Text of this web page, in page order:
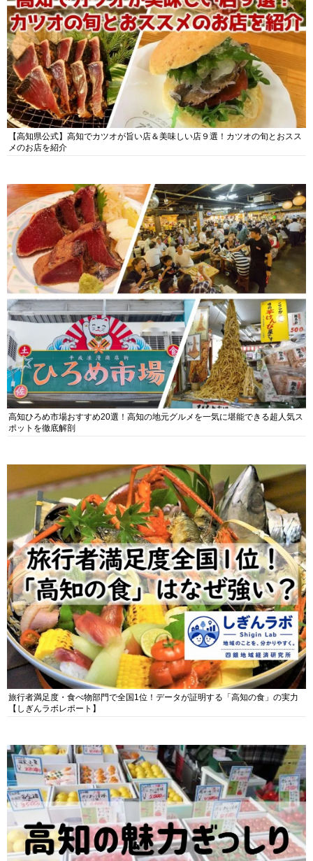
【高知県公式】高知でカツオが旨い店＆美味しい店９選！カツオの旬とおスス
メのお店を紹介
高知ひろめ市場おすすめ20選！高知の地元グルメを一気に堪能できる超人気ス
ポットを徹底解剖
旅行者満足度・食べ物部門で全国1位！データが証明する「高知の食」の実力
【しぎんラボレポート】